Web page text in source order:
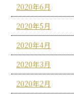
2020年6月
2020年5月
2020年4月
2020年3月
2020年2月